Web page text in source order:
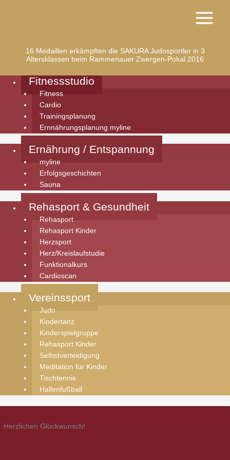
16 Medaillen erkämpften die SAKURA Judosportler in 3
Altersklassen beim Rammenauer Zwergen-Pokal 2016
Fitnessstudio
Fitness
Cardio
Trainingsplanung
Ernnährungsplanung myline
Ernährung / Entspannung
myline
Erfolgsgeschichten
Sauna
Rehasport & Gesundheit
Rehasport
Rehasport Kinder
Herzsport
Herz/Kreislaufstudie
Funktionalkurs
Cardioscan
Vereinssport
Judo
Kindertanz
Kinderspielgruppe
Rehasport Kinder
Selbstverteidigung
Meditation für Kinder
Tischtennis
Hallenfußball
Herzlichen Glückwunsch!